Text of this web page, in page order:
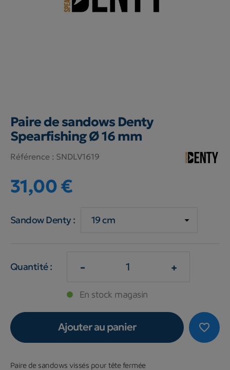
Paire de sandows Denty
Spearfishing Ø 16 mm
Référence : SNDLV1619
31,00 €
Sandow Denty :
Quantité : - +
En stock magasin
favorite_border
Ajouter au panier
Paire de sandows vissés pour tête fermée